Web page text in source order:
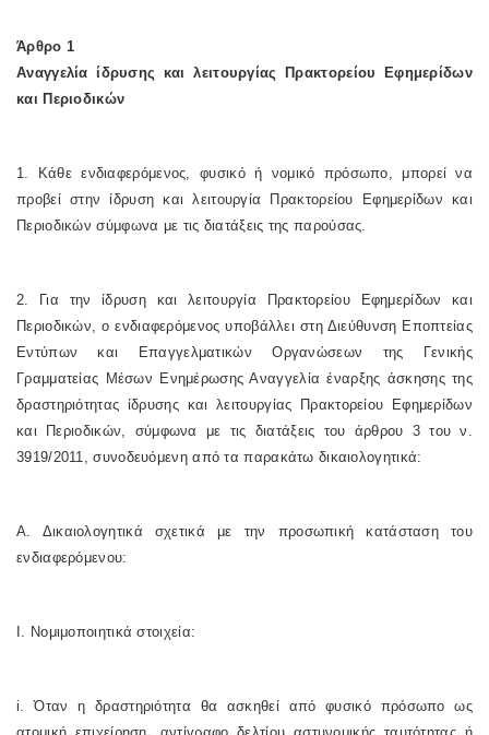
Άρθρο 1
Αναγγελία ίδρυσης και λειτουργίας Πρακτορείου Εφημερίδων
και Περιοδικών
1. Κάθε ενδιαφερόμενος, φυσικό ή νομικό πρόσωπο, μπορεί να
προβεί στην ίδρυση και λειτουργία Πρακτορείου Εφημερίδων και
Περιοδικών σύμφωνα με τις διατάξεις της παρούσας.
2. Για την ίδρυση και λειτουργία Πρακτορείου Εφημερίδων και
Περιοδικών, ο ενδιαφερόμενος υποβάλλει στη Διεύθυνση Εποπτείας
Εντύπων και Επαγγελματικών Οργανώσεων της Γενικής
Γραμματείας Μέσων Ενημέρωσης Αναγγελία έναρξης άσκησης της
δραστηριότητας ίδρυσης και λειτουργίας Πρακτορείου Εφημερίδων
και Περιοδικών, σύμφωνα με τις διατάξεις του άρθρου 3 του ν.
3919/2011, συνοδευόμενη από τα παρακάτω δικαιολογητικά:
Α. Δικαιολογητικά σχετικά με την προσωπική κατάσταση του
ενδιαφερόμενου:
Ι. Νομιμοποιητικά στοιχεία:
i. Όταν η δραστηριότητα θα ασκηθεί από φυσικό πρόσωπο ως